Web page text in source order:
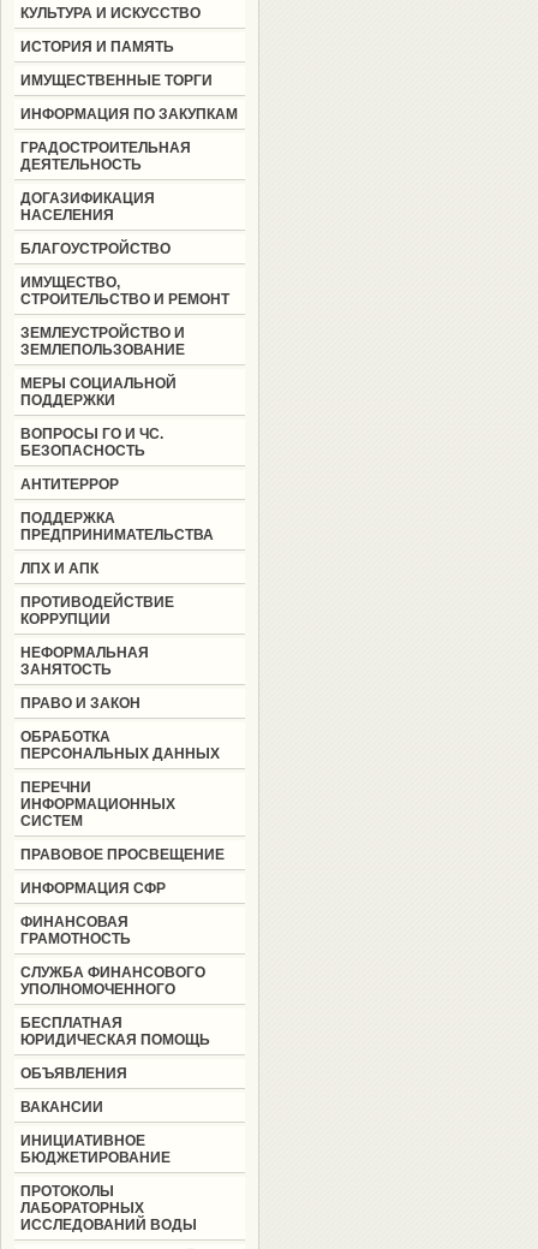
КУЛЬТУРА И ИСКУССТВО
ИСТОРИЯ И ПАМЯТЬ
ИМУЩЕСТВЕННЫЕ ТОРГИ
ИНФОРМАЦИЯ ПО ЗАКУПКАМ
ГРАДОСТРОИТЕЛЬНАЯ
ДЕЯТЕЛЬНОСТЬ
ДОГАЗИФИКАЦИЯ
НАСЕЛЕНИЯ
БЛАГОУСТРОЙСТВО
ИМУЩЕСТВО,
СТРОИТЕЛЬСТВО И РЕМОНТ
ЗЕМЛЕУСТРОЙСТВО И
ЗЕМЛЕПОЛЬЗОВАНИЕ
МЕРЫ СОЦИАЛЬНОЙ
ПОДДЕРЖКИ
ВОПРОСЫ ГО И ЧС.
БЕЗОПАСНОСТЬ
АНТИТЕРРОР
ПОДДЕРЖКА
ПРЕДПРИНИМАТЕЛЬСТВА
ЛПХ И АПК
ПРОТИВОДЕЙСТВИЕ
КОРРУПЦИИ
НЕФОРМАЛЬНАЯ
ЗАНЯТОСТЬ
ПРАВО И ЗАКОН
ОБРАБОТКА
ПЕРСОНАЛЬНЫХ ДАННЫХ
ПЕРЕЧНИ
ИНФОРМАЦИОННЫХ
СИСТЕМ
ПРАВОВОЕ ПРОСВЕЩЕНИЕ
ИНФОРМАЦИЯ СФР
ФИНАНСОВАЯ
ГРАМОТНОСТЬ
СЛУЖБА ФИНАНСОВОГО
УПОЛНОМОЧЕННОГО
БЕСПЛАТНАЯ
ЮРИДИЧЕСКАЯ ПОМОЩЬ
ОБЪЯВЛЕНИЯ
ВАКАНСИИ
ИНИЦИАТИВНОЕ
БЮДЖЕТИРОВАНИЕ
ПРОТОКОЛЫ
ЛАБОРАТОРНЫХ
ИССЛЕДОВАНИЙ ВОДЫ